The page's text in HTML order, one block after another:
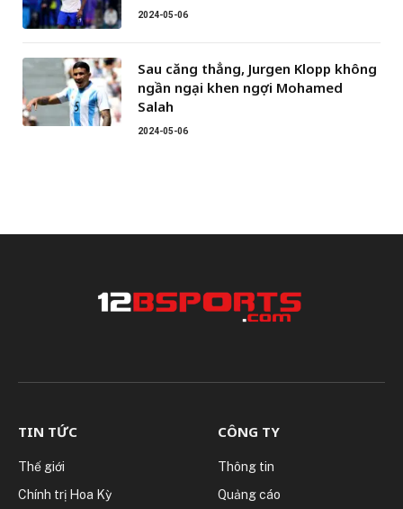
2024-05-06
Sau căng thẳng, Jurgen Klopp không
ngần ngại khen ngợi Mohamed
Salah
2024-05-06
TIN TỨC
Thế giới
Chính trị Hoa Kỳ
CÔNG TY
Thông tin
Quảng cáo